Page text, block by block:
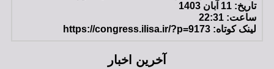
تاریخ: 11 آبان 1403
ساعت: 22:31
لینک کوتاه: https://congress.ilisa.ir/?p=9173
آخرین اخبار